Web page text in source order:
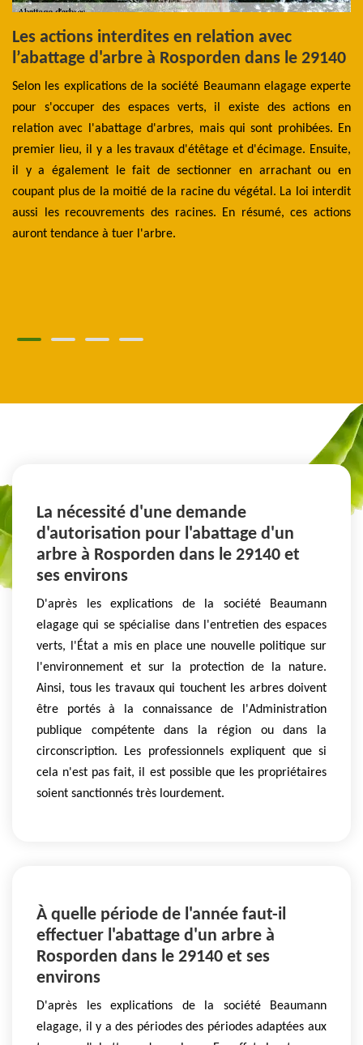
Les actions interdites en relation avec
l’abattage d'arbre à Rosporden dans le 29140
Selon les explications de la société Beaumann elagage experte
pour s'occuper des espaces verts, il existe des actions en
relation avec l'abattage d'arbres, mais qui sont prohibées. En
premier lieu, il y a les travaux d'étêtage et d'écimage. Ensuite,
il y a également le fait de sectionner en arrachant ou en
coupant plus de la moitié de la racine du végétal. La loi interdit
aussi les recouvrements des racines. En résumé, ces actions
auront tendance à tuer l'arbre.
La nécessité d'une demande
d'autorisation pour l'abattage d'un
arbre à Rosporden dans le 29140 et
ses environs
D'après les explications de la société Beaumann
elagage qui se spécialise dans l'entretien des espaces
verts, l'État a mis en place une nouvelle politique sur
l'environnement et sur la protection de la nature.
Ainsi, tous les travaux qui touchent les arbres doivent
être portés à la connaissance de l'Administration
publique compétente dans la région ou dans la
circonscription. Les professionnels expliquent que si
cela n'est pas fait, il est possible que les propriétaires
soient sanctionnés très lourdement.
À quelle période de l'année faut-il
effectuer l'abattage d'un arbre à
Rosporden dans le 29140 et ses
environs
D'après les explications de la société Beaumann
elagage, il y a des périodes des périodes adaptées aux